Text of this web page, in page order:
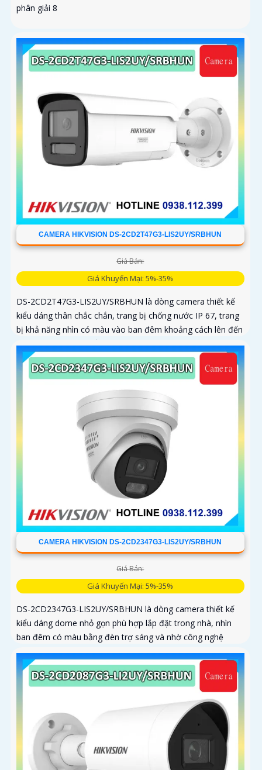
phân giải 8
CAMERA HIKVISION DS-2CD2T47G3-LIS2UY/SRBHUN
Giá Bán:
Giá Khuyến Mại: 5%-35%
DS-2CD2T47G3-LIS2UY/SRBHUN là dòng camera thiết kế
kiểu dáng thân chắc chắn, trang bị chống nước IP 67, trang
bị khả năng nhìn có màu vào ban đêm khoảng cách lên đến
60m, phát hiện chuyển động và phân biệt được người và
phương tiện, ống kính 4
CAMERA HIKVISION DS-2CD2347G3-LIS2UY/SRBHUN
Giá Bán:
Giá Khuyến Mại: 5%-35%
DS-2CD2347G3-LIS2UY/SRBHUN là dòng camera thiết kế
kiểu dáng dome nhỏ gọn phù hợp lắp đặt trong nhà, nhìn
ban đêm có màu bằng đèn trợ sáng và nhờ công nghệ
ColorVU HikAI-ISP, có tính năng AI giúp nhận diện người và
phương tiện, tích hợp micro kép